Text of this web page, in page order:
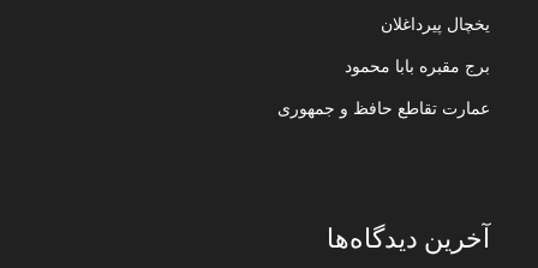
یخچال پیرداغلان
برج مقبره بابا محمود
عمارت تقاطع حافظ و جمهوری
آخرین دیدگاه‌ها